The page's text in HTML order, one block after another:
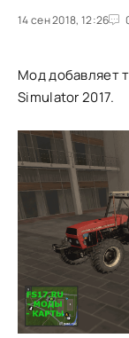
14 сен 2018, 12:26
1 2 3 4 5
Мод добавляет
Simulator 2017.